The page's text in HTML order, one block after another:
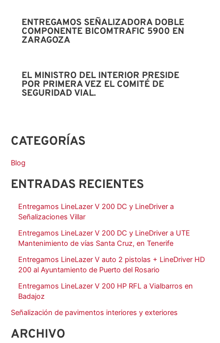
ENTREGAMOS SEÑALIZADORA DOBLE
COMPONENTE BICOMTRAFIC 5900 EN
ZARAGOZA
EL MINISTRO DEL INTERIOR PRESIDE
POR PRIMERA VEZ EL COMITÉ DE
SEGURIDAD VIAL.
CATEGORÍAS
Blog
ENTRADAS RECIENTES
Entregamos LineLazer V 200 DC y LineDriver a
Señalizaciones Villar
Entregamos LineLazer V 200 DC y LineDriver a UTE
Mantenimiento de vías Santa Cruz, en Tenerife
Entregamos LineLazer V auto 2 pistolas + LineDriver HD
200 al Ayuntamiento de Puerto del Rosario
Entregamos LineLazer V 200 HP RFL a Vialbarros en
Badajoz
Señalización de pavimentos interiores y exteriores
ARCHIVO